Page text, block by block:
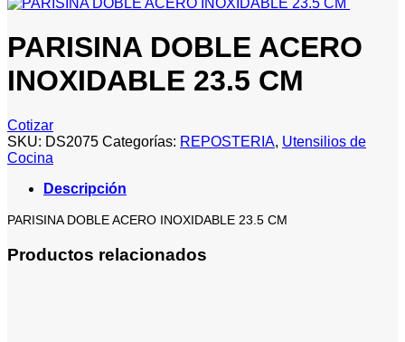
PARISINA DOBLE ACERO
INOXIDABLE 23.5 CM
Cotizar
SKU: DS2075 Categorías: REPOSTERIA, Utensilios de
Cocina
Descripción
PARISINA DOBLE ACERO INOXIDABLE 23.5 CM
Productos relacionados